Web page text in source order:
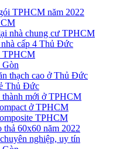
TPHCM năm 2022
nhà chung cư TPHCM
cấp 4 Thủ Đức
TPHCM
Gòn
thạch cao ở Thủ Đức
Thủ Đức
thành mới ở TPHCM
ở TPHCM
TPHCM
thả 60x60 năm 2022
nghiệp, uy tín